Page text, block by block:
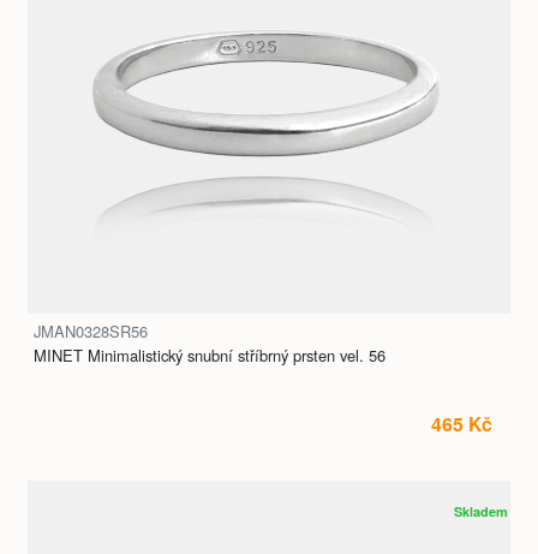
JMAN0328SR56
MINET Minimalistický snubní stříbrný prsten vel. 56
465 Kč
Skladem